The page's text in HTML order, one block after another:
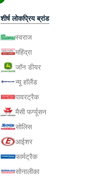
शीर्ष लोकप्रिय ब्रांड
स्वराज
महिंद्रा
जॉन डीयर
न्यू हॉलैंड
पावरट्रैक
मैसी फर्ग्यूसन
सोलिस
आईशर
फार्मट्रैक
सोनालीका